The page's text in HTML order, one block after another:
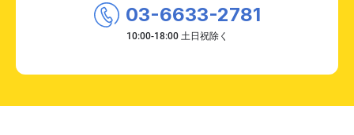
03-6633-2781